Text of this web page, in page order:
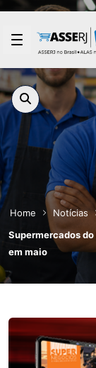
Pular para o
Home
Notícias
Supermercados
em maio